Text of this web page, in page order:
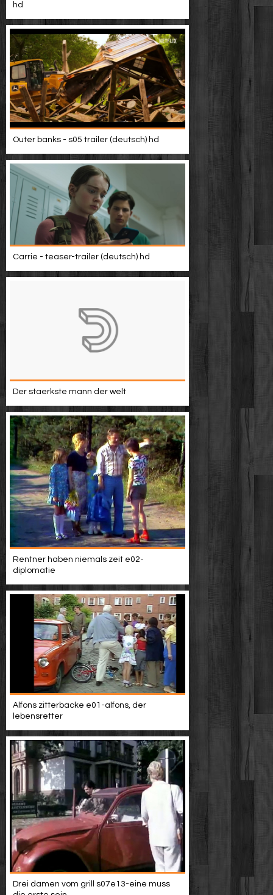
hd
Outer banks - s05 trailer (deutsch) hd
Carrie - teaser-trailer (deutsch) hd
Der staerkste mann der welt
Rentner haben niemals zeit e02-
diplomatie
Alfons zitterbacke e01-alfons, der
lebensretter
Drei damen vom grill s07e13-eine muss